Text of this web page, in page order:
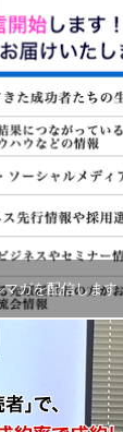
ガを配信します